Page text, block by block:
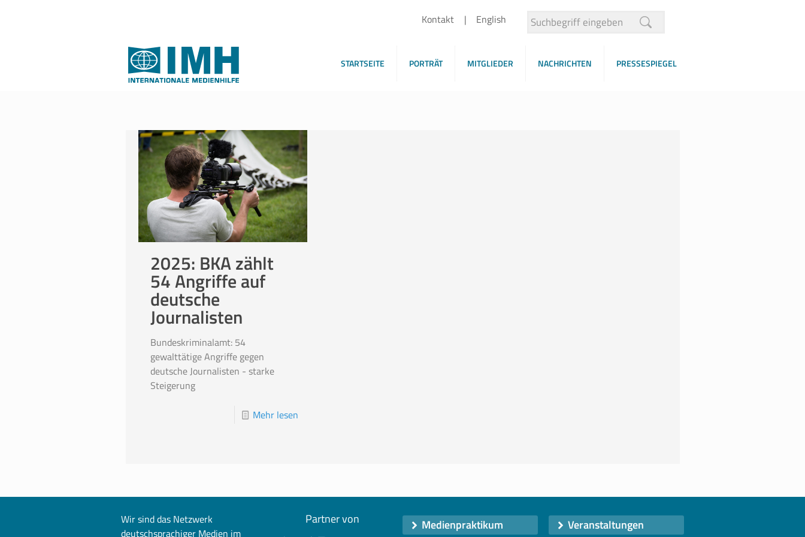
Kontakt English
STARTSEITE PORTRÄT MITGLIEDER NACHRICHTEN PRESSESPIEGEL
2025: BKA zählt
54 Angriffe auf
deutsche
Journalisten
Bundeskriminalamt: 54
gewalttätige Angriffe gegen
deutsche Journalisten - starke
Steigerung
Mehr lesen
Wir sind das Netzwerk
deutschsprachiger Medien im
Partner von Medienpraktikum Veranstaltungen